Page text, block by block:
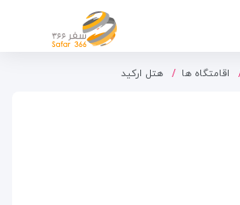
اقامتگاه ها هتل ارکید